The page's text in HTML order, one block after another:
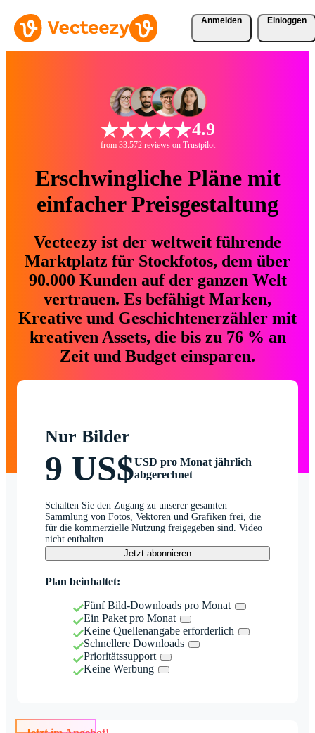
Anmelden Einloggen
4.9
from 33.572 reviews on Trustpilot
Erschwingliche Pläne mit
einfacher Preisgestaltung
Vecteezy ist der weltweit führende
Marktplatz für Stockfotos, dem über
90.000 Kunden auf der ganzen Welt
vertrauen. Es befähigt Marken,
Kreative und Geschichtenerzähler mit
kreativen Assets, die bis zu 76 % an
Zeit und Budget einsparen.
Nur Bilder
9 US$USD pro Monat jährlich
abgerechnet
Schalten Sie den Zugang zu unserer gesamten
Sammlung von Fotos, Vektoren und Grafiken frei, die
für die kommerzielle Nutzung freigegeben sind. Video
nicht enthalten.
Jetzt abonnieren
Plan beinhaltet:
Fünf Bild-Downloads pro Monat
Ein Paket pro Monat
Keine Quellenangabe erforderlich
Schnellere Downloads
Prioritätssupport
Keine Werbung
Jetzt im Angebot!